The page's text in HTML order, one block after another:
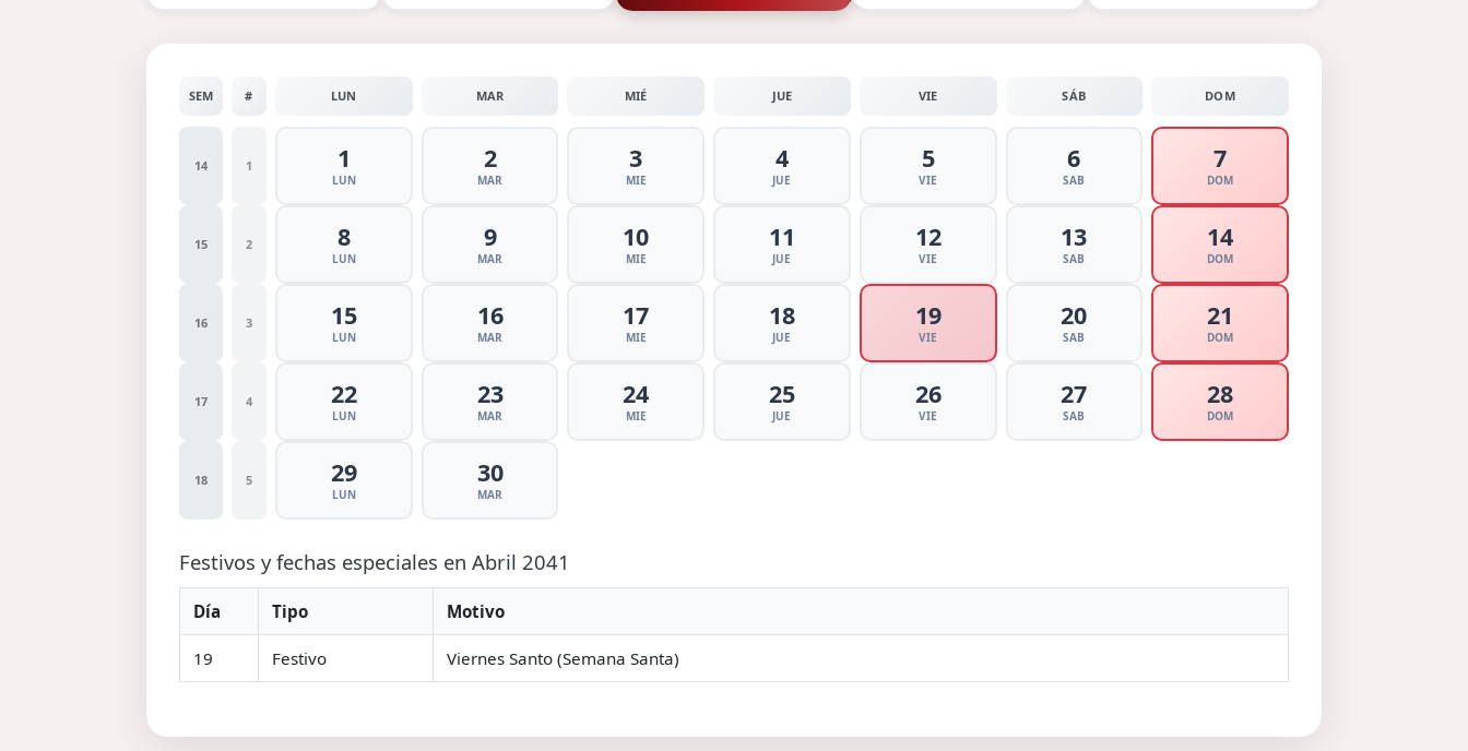
SEM # LUN MAR MIÉ JUE VIE SÁB DOM
14 1 1
LUN
2
MAR
3
MIE
4
JUE
5
VIE
6
SAB
7
DOM
15 2 8
LUN
9
MAR
10
MIE
11
JUE
12
VIE
13
SAB
14
DOM
16 3 15
LUN
16
MAR
17
MIE
18
JUE
19
VIE
20
SAB
21
DOM
17 4 22
LUN
23
MAR
24
MIE
25
JUE
26
VIE
27
SAB
28
DOM
18 5 29
LUN
30
MAR
Festivos y fechas especiales en Abril 2041
Día Tipo Motivo
19 Festivo Viernes Santo (Semana Santa)